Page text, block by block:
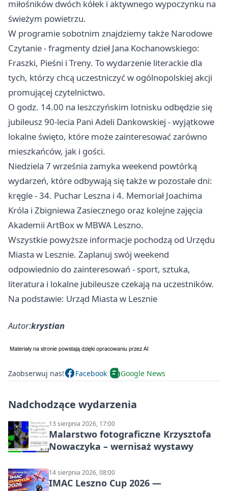
miłośników dwóch kółek i aktywnego wypoczynku na
świeżym powietrzu.
W programie sobotnim znajdziemy także Narodowe
Czytanie - fragmenty dzieł Jana Kochanowskiego:
Fraszki, Pieśni i Treny. To wydarzenie literackie dla
tych, którzy chcą uczestniczyć w ogólnopolskiej akcji
promującej czytelnictwo.
O godz. 14.00 na leszczyńskim lotnisku odbędzie się
jubileusz 90-lecia Pani Adeli Dankowskiej - wyjątkowe
lokalne święto, które może zainteresować zarówno
mieszkańców, jak i gości.
Niedziela 7 września zamyka weekend powtórką
wydarzeń, które odbywają się także w pozostałe dni:
kręgle - 34. Puchar Leszna i 4. Memoriał Joachima
Króla i Zbigniewa Zasiecznego oraz kolejne zajęcia
Akademii ArtBox w MBWA Leszno.
Wszystkie powyższe informacje pochodzą od Urzędu
Miasta w Lesznie. Zaplanuj swój weekend
odpowiednio do zainteresowań - sport, sztuka,
literatura i lokalne jubileusze czekają na uczestników.
Na podstawie: Urząd Miasta w Lesznie
Autor:krystian
Zaobserwuj nas! Facebook Google News
Nadchodzące wydarzenia
13 sierpnia 2026, 17:00
Malarstwo fotograficzne Krzysztofa
Nowaczyka – wernisaż wystawy
14 sierpnia 2026, 08:00
IMAC Leszno Cup 2026 —